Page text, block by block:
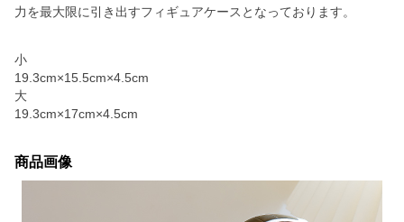
力を最大限に引き出すフィギュアケースとなっております。
小
19.3cm×15.5cm×4.5cm
大
19.3cm×17cm×4.5cm
商品画像